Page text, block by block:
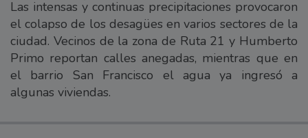
Las intensas y continuas precipitaciones provocaron
el colapso de los desagües en varios sectores de la
ciudad. Vecinos de la zona de Ruta 21 y Humberto
Primo reportan calles anegadas, mientras que en
el barrio San Francisco el agua ya ingresó a
algunas viviendas.